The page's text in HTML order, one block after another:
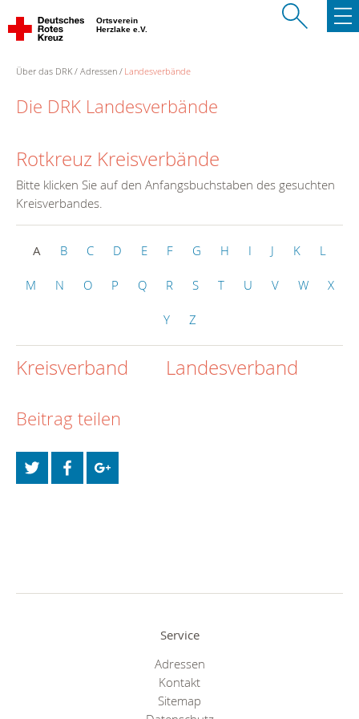
Ortsverein
Herzlake e.V.
Über das DRK Adressen Landesverbände
Die DRK Landesverbände
Rotkreuz Kreisverbände
Bitte klicken Sie auf den Anfangsbuchstaben des gesuchten
Kreisverbandes.
A B C D E F G H I J K L
M N O P Q R S T U V W X
Y Z
Kreisverband Landesverband
Beitrag teilen
Service
Adressen
Kontakt
Sitemap